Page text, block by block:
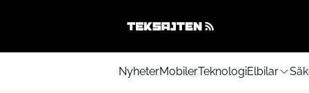
NyheterMobilerTeknologiElbilar